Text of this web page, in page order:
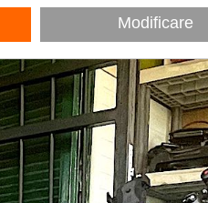
Modificare